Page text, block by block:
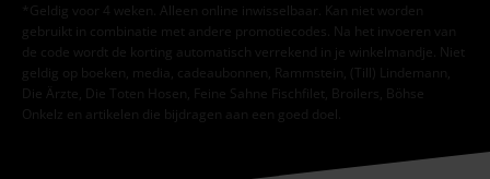
*Geldig voor 4 weken. Alleen online inwisselbaar. Kan niet worden
gebruikt in combinatie met andere promotiecodes. Na het invoeren van
de code wordt de korting automatisch verrekend in je winkelmandje. Niet
geldig op boeken, media, cadeaubonnen, Rammstein, (Till) Lindemann,
Die Ärzte, Die Toten Hosen, Feine Sahne Fischfilet, Broilers, Böhse
Onkelz en artikelen die bijdragen aan een goed doel.